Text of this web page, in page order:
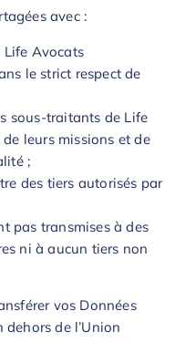
avec :
Life Avocats
le strict respect de
sous-traitants de Life
leurs missions et de
;
des tiers autorisés par
pas transmises à des
ni à aucun tiers non
vos Données
de l’Union